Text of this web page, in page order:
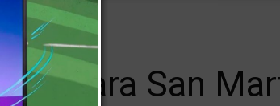
para San